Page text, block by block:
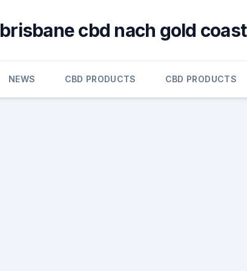
brisbane cbd nach gold coast
NEWS CBD PRODUCTS CBD PRODUCTS